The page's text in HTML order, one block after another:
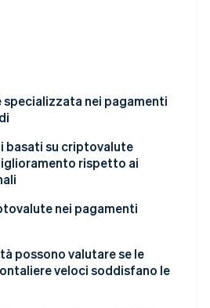
sta costruendo l'infrastruttura
nei pagamenti
basati su criptovalute
rispetto ai
di conversione di valuta né di
nei pagamenti
ovunque
possono valutare se le
veloci soddisfano le